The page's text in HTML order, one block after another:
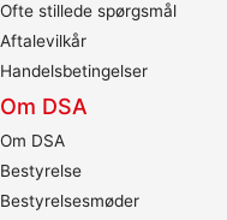
Ofte stillede spørgsmål
Aftalevilkår
Handelsbetingelser
Om DSA
Om DSA
Bestyrelse
Bestyrelsesmøder